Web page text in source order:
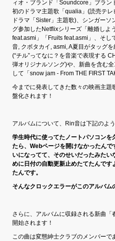
ィオ・ブランド「Soundcore」ブラ
初のドラマ主題歌「qualia」(読売テ
ドラマ「Sister」主題歌)、シンガー
グ参加したNetflixシリーズ「離婚しよ
feat.asmi」「Fruits feat.asmi」、そし
音, クボタカイ, asmi, A夏目がタッグを
(“チル”ってなに？を音楽で表現する
弾オリジナルソング)や、新曲を含む
して「snow jam - From THE FIRST
今までに発表してきた数々の映画主
盤化されます！
アルバムについて、Rin音は下記のよう
学生時代に使ってたノートパソコン
たら、Webページを開けなかったん
いになってて、そのせいだったみた
めに日付の自動更新止めたてたんで
たんです。
そんなクロックエラーがこのアルバム
さらに、アルバムに収録される新曲
開始されます！
この曲は変態紳士クラブのメンバー